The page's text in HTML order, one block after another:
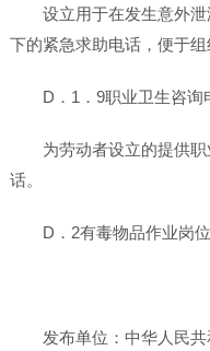
设立用于在发生意外
下的紧急求助电话，便于
D．1．9职业卫生咨询
为劳动者设立的提供
话。
D．2有毒物品作业岗
发布单位：中华人民